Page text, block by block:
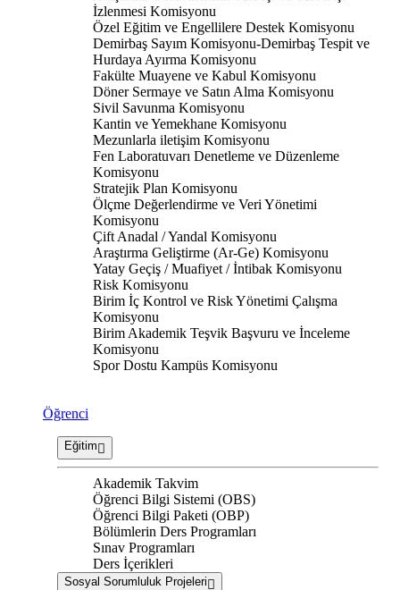
İzlenmesi Komisyonu
Özel Eğitim ve Engellilere Destek Komisyonu
Demirbaş Sayım Komisyonu-Demirbaş Tespit ve
Hurdaya Ayırma Komisyonu
Fakülte Muayene ve Kabul Komisyonu
Döner Sermaye ve Satın Alma Komisyonu
Sivil Savunma Komisyonu
Kantin ve Yemekhane Komisyonu
Mezunlarla iletişim Komisyonu
Fen Laboratuvarı Denetleme ve Düzenleme
Komisyonu
Stratejik Plan Komisyonu
Ölçme Değerlendirme ve Veri Yönetimi
Komisyonu
Çift Anadal / Yandal Komisyonu
Araştırma Geliştirme (Ar-Ge) Komisyonu
Yatay Geçiş / Muafiyet / İntibak Komisyonu
Risk Komisyonu
Birim İç Kontrol ve Risk Yönetimi Çalışma
Komisyonu
Birim Akademik Teşvik Başvuru ve İnceleme
Komisyonu
Spor Dostu Kampüs Komisyonu
Öğrenci
Eğitim
Akademik Takvim
Öğrenci Bilgi Sistemi (OBS)
Öğrenci Bilgi Paketi (OBP)
Bölümlerin Ders Programları
Sınav Programları
Ders İçerikleri
Sosyal Sorumluluk Projeleri